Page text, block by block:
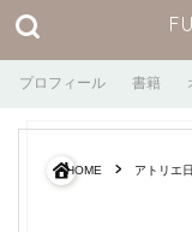
プロフィール 書籍
HOME アトリエ